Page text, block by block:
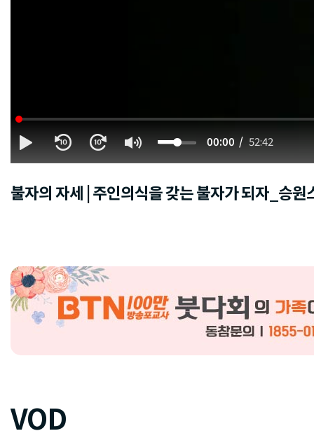
00:00 52:42
불자의 자세 | 주인의식을 갖는 불자가 되자_승